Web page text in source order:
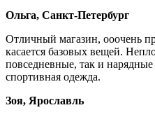
Ольга, Санкт-Петербург
Отличный магазин, ооочень
касается базовых вещей.
повседневные, так и
спортивная одежда.
Зоя, Ярославль